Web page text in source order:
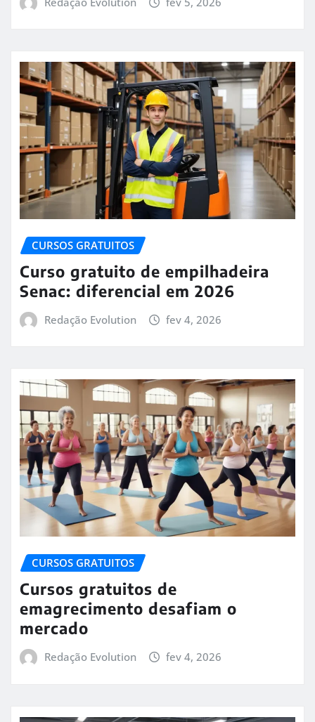
CURSOS GRATUITOS
Curso gratuito de empilhadeira
Senac: diferencial em 2026
Redação Evolution fev 4, 2026
CURSOS GRATUITOS
Cursos gratuitos de
emagrecimento desafiam o
mercado
Redação Evolution fev 4, 2026